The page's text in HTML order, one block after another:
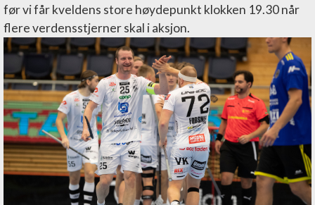
før vi får kveldens store høydepunkt klokken 19.30 når
flere verdensstjerner skal i aksjon.